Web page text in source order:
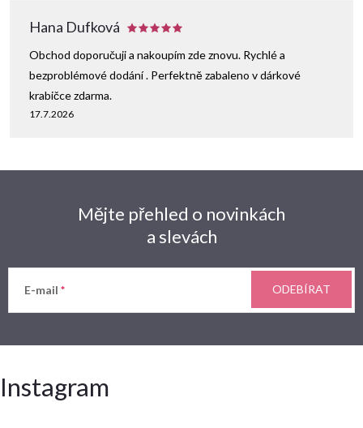
Hana Dufková
17.7.2026
Obchod doporučuji a nakoupím zde znovu. Rychlé a
bezproblémové dodání . Perfektně zabaleno v dárkové
krabičce zdarma.
Mějte přehled o novinkách
a slevách
E-mail ODEBÍRAT
Instagram